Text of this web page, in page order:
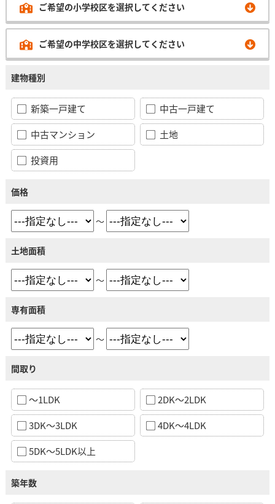
ご希望の小学校区を選択してください
ご希望の中学校区を選択してください
建物種別
新築一戸建て
中古一戸建て
中古マンション
土地
投資用
価格
～
土地面積
～
専有面積
～
間取り
～1LDK
2DK～2LDK
3DK～3LDK
4DK～4LDK
5DK～5LDK以上
築年数